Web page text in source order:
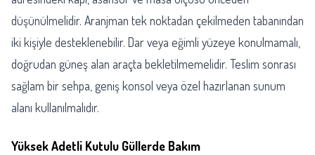
düşünülmelidir. Aranjman tek noktadan çekilmeden tabanından
iki kişiyle desteklenebilir. Dar veya eğimli yüzeye konulmamalı,
doğrudan güneş alan araçta bekletilmemelidir. Teslim sonrası
sağlam bir sehpa, geniş konsol veya özel hazırlanan sunum
alanı kullanılmalıdır.
Yüksek Adetli Kutulu Güllerde Bakım